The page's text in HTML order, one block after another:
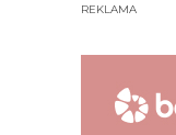
REKLAMA